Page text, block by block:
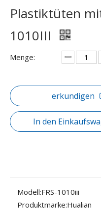
Plastiktüten
1010III
Menge:
erkundigen
In den
Modell:FRS-1010iii
Produktmarke:Hualian